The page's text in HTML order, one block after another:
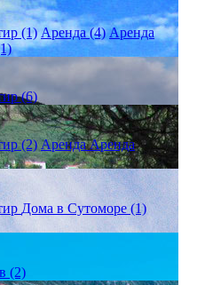
(1) Аренда (4) Аренда
(6)
(2) АрендаАренда
Дома в Сутоморе (1)
(2)